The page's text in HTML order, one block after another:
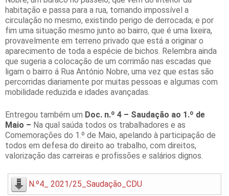
habitação e passa para a rua, tornando impossível a
circulação no mesmo, existindo perigo de derrocada; e por
fim uma situação mesmo junto ao bairro, que é uma lixeira,
provavelmente em terreno privado que está a originar o
aparecimento de toda a espécie de bichos. Relembra ainda
que sugeria a colocação de um corrimão nas escadas que
ligam o bairro á Rua António Nobre, uma vez que estas são
percorridas diariamente por muitas pessoas e algumas com
mobilidade reduzida e idades avançadas.
Entregou também um Doc. n.º 4 – Saudação ao 1.º de
Maio – Na qual saúda todos os trabalhadores e as
Comemorações do 1.º de Maio, apelando à participação de
todos em defesa do direito ao trabalho, com direitos,
valorização das carreiras e profissões e salários dignos.
N.º4_ 2021/25_Saudação_CDU